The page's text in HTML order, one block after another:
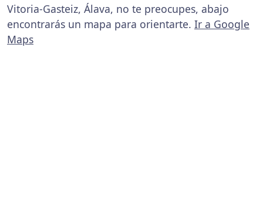
Vitoria-Gasteiz, Álava, no te preocupes, abajo
encontrarás un mapa para orientarte. Ir a Google
Maps